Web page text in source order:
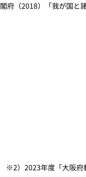
府（2018）「我が国と
※2）2023年度「大阪府